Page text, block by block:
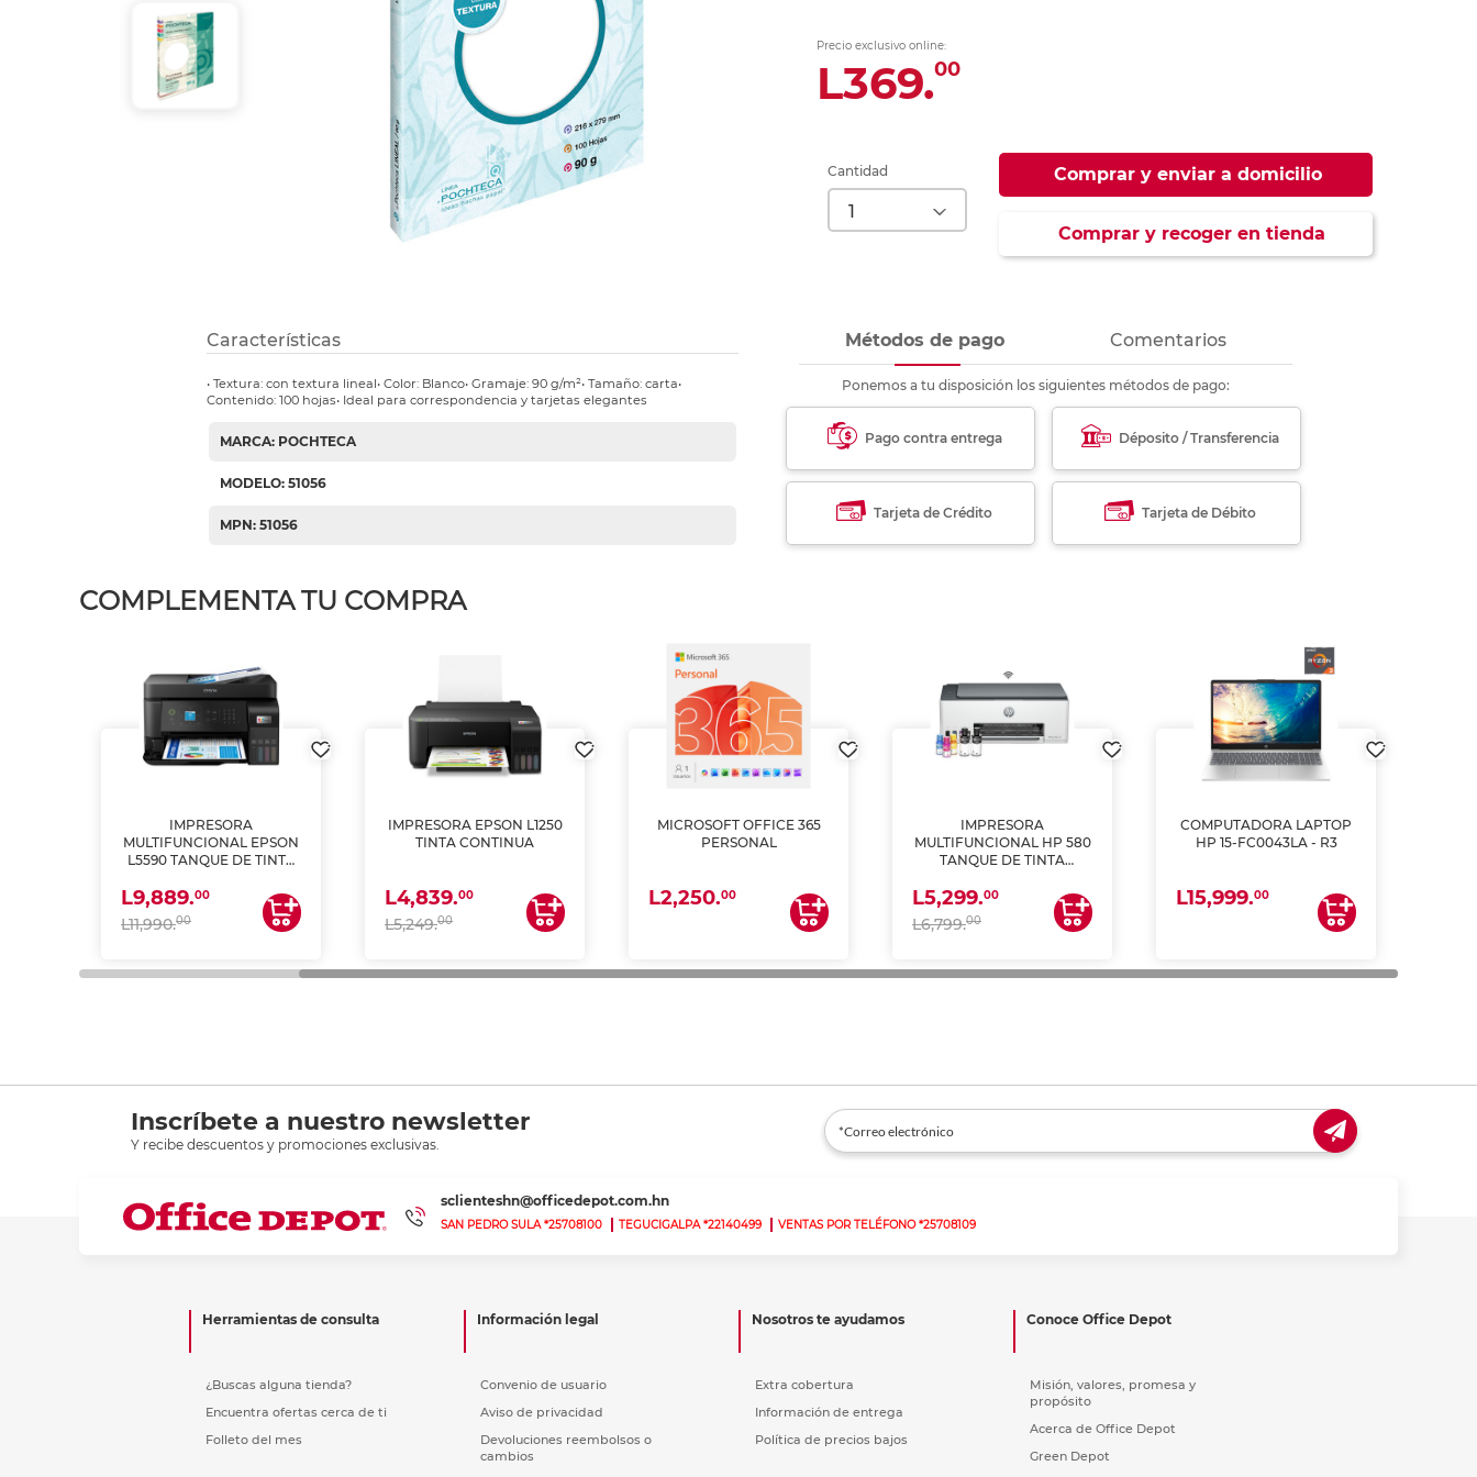
Ver más
Etiquetas inkjet y láser
Refuerzos para carpeta
Ver más
Precio exclusivo online:
L369.00
Cantidad Comprar y enviar a domicilio
Comprar y recoger en tienda
Características
• Textura: con textura lineal• Color: Blanco• Gramaje: 90 g/m²• Tamaño: carta•
Contenido: 100 hojas• Ideal para correspondencia y tarjetas elegantes
MARCA: POCHTECA
MODELO: 51056
MPN: 51056
Métodos de pago Comentarios
Ponemos a tu disposición los siguientes métodos de pago:
Pago contra entrega Déposito / Transferencia
Tarjeta de Crédito Tarjeta de Débito
COMPLEMENTA TU COMPRA
IMPRESORA
MULTIFUNCIONAL EPSON
L5590 TANQUE DE TINTA
ESCANEA)
L9,889.00
L11,990.00
IMPRESORA EPSON L1250
TINTA CONTINUA
L4,839.00
L5,249.00
MICROSOFT OFFICE 365
PERSONAL
L2,250.00
IMPRESORA
MULTIFUNCIONAL HP 580
TANQUE DE TINTA
ESCANEA)
L5,299.00
L6,799.00
COMPUTADORA LAPTOP
HP 15-FC0043LA - R3
L15,999.00
Inscríbete a nuestro newsletter
Y recibe descuentos y promociones exclusivas.
sclienteshn@officedepot.com.hn
SAN PEDRO SULA *25708100 TEGUCIGALPA *22140499 VENTAS POR TELÉFONO *25708109
Herramientas de consulta
¿Buscas alguna tienda?
Encuentra ofertas cerca de ti
Folleto del mes
Información legal
Convenio de usuario
Aviso de privacidad
Devoluciones reembolsos o
cambios
Nosotros te ayudamos
Extra cobertura
Información de entrega
Política de precios bajos
Conoce Office Depot
Misión, valores, promesa y
propósito
Acerca de Office Depot
Green Depot